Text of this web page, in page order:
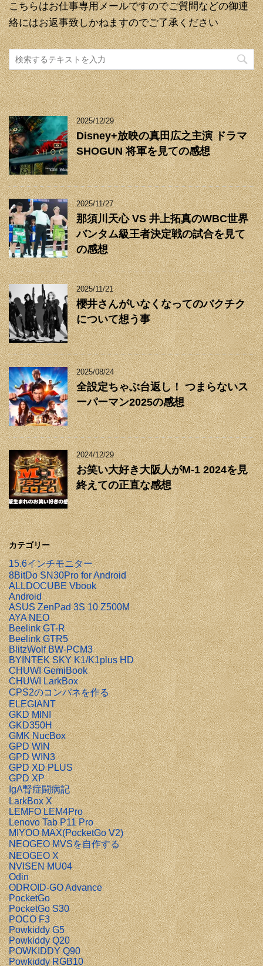
こちらはお仕事専用メールですのでご質問などの御連
絡にはお返事致しかねますのでご了承ください
2025/12/29
Disney+放映の真田広之主演 ドラマ
SHOGUN 将軍を見ての感想
2025/11/27
那須川天心 VS 井上拓真のWBC世界
バンタム級王者決定戦の試合を見て
の感想
2025/11/21
櫻井さんがいなくなってのバクチク
について想う事
2025/08/24
全設定ちゃぶ台返し！ つまらないス
ーパーマン2025の感想
2024/12/29
お笑い大好き大阪人がM-1 2024を見
終えての正直な感想
カテゴリー
15.6インチモニター
8BitDo SN30Pro for Android
ALLDOCUBE Vbook
Android
ASUS ZenPad 3S 10 Z500M
AYA NEO
Beelink GT-R
Beelink GTR5
BlitzWolf BW-PCM3
BYINTEK SKY K1/K1plus HD
CHUWI GemiBook
CHUWI LarkBox
CPS2のコンパネを作る
ELEGIANT
GKD MINI
GKD350H
GMK NucBox
GPD WIN
GPD WIN3
GPD XD PLUS
GPD XP
IgA腎症闘病記
LarkBox X
LEMFO LEM4Pro
Lenovo Tab P11 Pro
MIYOO MAX(PocketGo V2)
NEOGEO MVSを自作する
NEOGEO X
NVISEN MU04
Odin
ODROID-GO Advance
PocketGo
PocketGo S30
POCO F3
Powkiddy G5
Powkiddy Q20
POWKIDDY Q90
Powkiddy RGB10